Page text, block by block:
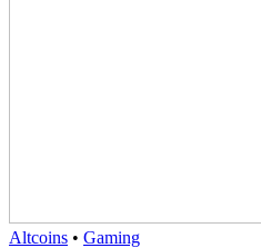
Altcoins • Gaming